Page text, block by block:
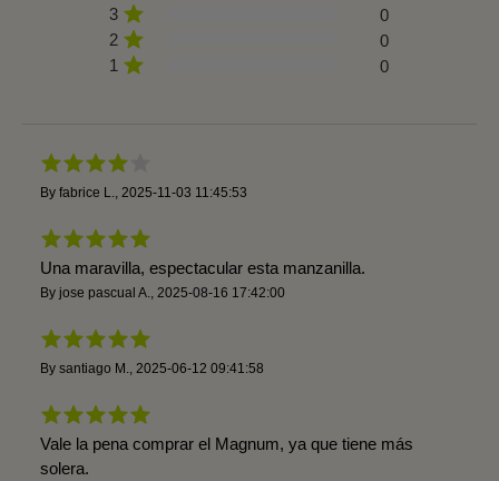
3
0
2
0
1
0
By fabrice L. 2025-11-03 11:45:53
Una maravilla, espectacular esta manzanilla.
By jose pascual A. 2025-08-16 17:42:00
By santiago M. 2025-06-12 09:41:58
Vale la pena comprar el Magnum, ya que tiene más
solera.